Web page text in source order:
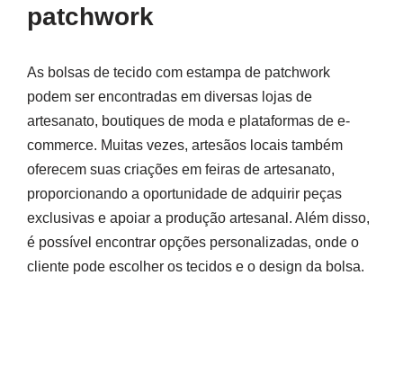
patchwork
As bolsas de tecido com estampa de patchwork
podem ser encontradas em diversas lojas de
artesanato, boutiques de moda e plataformas de e-
commerce. Muitas vezes, artesãos locais também
oferecem suas criações em feiras de artesanato,
proporcionando a oportunidade de adquirir peças
exclusivas e apoiar a produção artesanal. Além disso,
é possível encontrar opções personalizadas, onde o
cliente pode escolher os tecidos e o design da bolsa.